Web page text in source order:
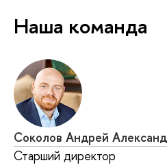
Наша команда
Соколов Андрей
Старший директор